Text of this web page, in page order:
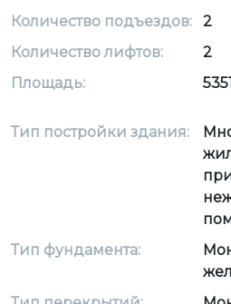
Количество подъездов:
2
Количество лифтов:
2
Площадь:
Тип постройки здания:
Тип фундамента: